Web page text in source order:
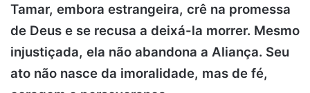
Tamar, embora estrangeira, crê na promessa
de Deus e se recusa a deixá-la morrer. Mesmo
injustiçada, ela não abandona a Aliança. Seu
ato não nasce da imoralidade, mas de fé,